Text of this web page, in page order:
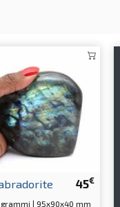
45€
grammi | 95x90x40 mm